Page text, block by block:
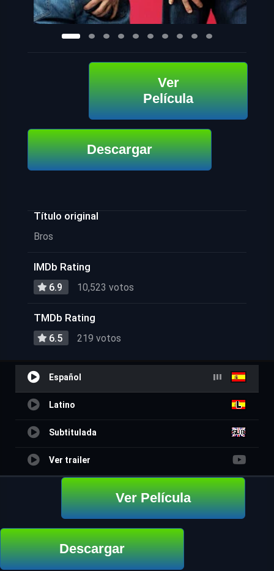
Ver
Película
Descargar
Título original
Bros
IMDb Rating
6.9 10,523 votos
TMDb Rating
6.5 219 votos
Español
Latino
Subtitulada
Ver trailer
Ver Película
Descargar